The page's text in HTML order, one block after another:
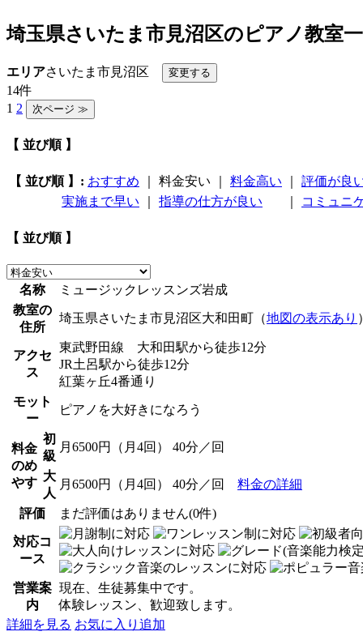
埼玉県さいたま市見沼区のピアノ教室
エリアさいたま市見沼区
14件
1 2
【 並び順 】
【 並び順 】: おすすめ 料金安い 料金高い
評価が良
実施まで早い
指導の仕方が良い コミュニ
【 並び順 】
名称
ミュージックレッスンズ岩成
教室の
住所
埼玉県さいたま市見沼区大和田町（地図の表示あり
アクセ
ス
東武野田線 大和田駅から徒歩12分
JR土呂駅から徒歩12分
紅葉ヶ丘4番通り
モット
ー
ピアノを大好きになろう
料金
のめ
やす
初
級
月6500円（月4回） 40分／回
大
人
月6500円（月4回） 40分／回 料金の詳細
評価 まだ評価はありません(0件)
対応コ
ース
営業案
内
現在、生徒募集中です。
体験レッスン、歓迎致します。
詳細を見る お気に入り追加